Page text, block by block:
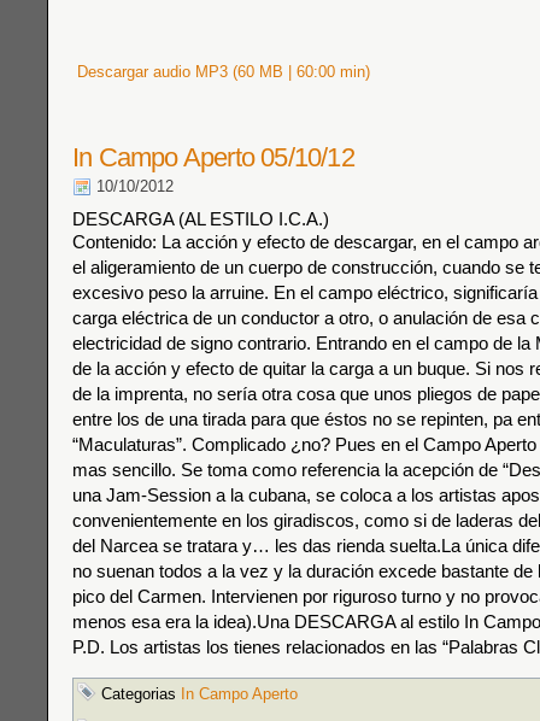
Descargar audio MP3 (60 MB | 60:00 min)
In Campo Aperto 05/10/12
10/10/2012
DESCARGA (AL ESTILO I.C.A.)
Contenido: La acción y efecto de descargar, en el campo
el aligeramiento de un cuerpo de construcción, cuando se
excesivo peso la arruine. En el campo eléctrico,
carga eléctrica de un conductor a otro, o anulación de esa
electricidad de signo contrario. Entrando en el campo de la
de la acción y efecto de quitar la carga a un buque. Si nos
de la imprenta, no sería otra cosa que unos pliegos de
entre los de una tirada para que éstos no se repinten, pa
“Maculaturas”. Complicado ¿no? Pues en el Campo
mas sencillo. Se toma como referencia la acepción de
una Jam-Session a la cubana, se coloca a los artistas
convenientemente en los giradiscos, como si de laderas
del Narcea se tratara y… les das rienda suelta.La única
no suenan todos a la vez y la duración excede bastante
pico del Carmen. Intervienen por riguroso turno y no
menos esa era la idea).Una DESCARGA al estilo In
P.D. Los artistas los tienes relacionados en las “Palabras
Categorias In Campo Aperto